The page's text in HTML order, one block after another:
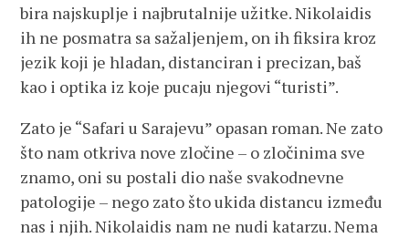
bira najskuplje i najbrutalnije užitke. Nikolaidis
ih ne posmatra sa sažaljenjem, on ih fiksira kroz
jezik koji je hladan, distanciran i precizan, baš
kao i optika iz koje pucaju njegovi “turisti”.
Zato je “Safari u Sarajevu” opasan roman. Ne zato
što nam otkriva nove zločine – o zločinima sve
znamo, oni su postali dio naše svakodnevne
patologije – nego zato što ukida distancu između
nas i njih. Nikolaidis nam ne nudi katarzu. Nema